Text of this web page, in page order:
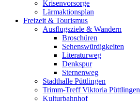
Krisenvorsorge
Lärmaktionsplan
Freizeit & Tourismus
Ausflugsziele & Wandern
Broschüren
Sehenswürdigkeiten
Literaturweg
Denkspur
Sternenweg
Stadthalle Püttlingen
Trimm-Treff Viktoria Püttlingen
Kulturbahnhof